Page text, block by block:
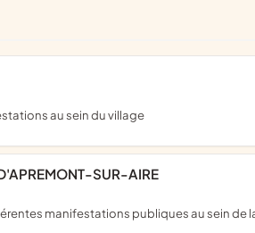
au sein du village
D'APREMONT-SUR-AIRE
manifestations publiques au sein de